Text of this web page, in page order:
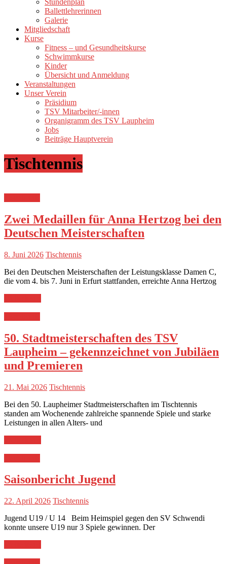
Stundenplan
Ballettlehrerinnen
Galerie
Mitgliedschaft
Kurse
Fitness – und Gesundheitskurse
Schwimmkurse
Kinder
Übersicht und Anmeldung
Veranstaltungen
Unser Verein
Präsidium
TSV Mitarbeiter/-innen
Organigramm des TSV Laupheim
Jobs
Beiträge Hauptverein
Tischtennis
Zwei Medaillen für Anna Hertzog bei den
Deutschen Meisterschaften
8. Juni 2026 Tischtennis
Bei den Deutschen Meisterschaften der Leistungsklasse Damen C,
die vom 4. bis 7. Juni in Erfurt stattfanden, erreichte Anna Hertzog
50. Stadtmeisterschaften des TSV
Laupheim – gekennzeichnet von Jubiläen
und Premieren
21. Mai 2026 Tischtennis
Bei den 50. Laupheimer Stadtmeisterschaften im Tischtennis
standen am Wochenende zahlreiche spannende Spiele und starke
Leistungen in allen Alters- und
Saisonbericht Jugend
22. April 2026 Tischtennis
Jugend U19 / U 14 Beim Heimspiel gegen den SV Schwendi
konnte unsere U19 nur 3 Spiele gewinnen. Der